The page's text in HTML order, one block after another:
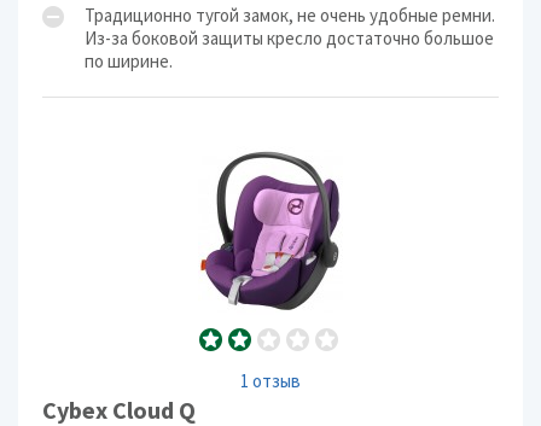
Традиционно тугой замок, не очень удобные ремни.
Из-за боковой защиты кресло достаточно большое
по ширине.
1 отзыв
Cybex Cloud Q